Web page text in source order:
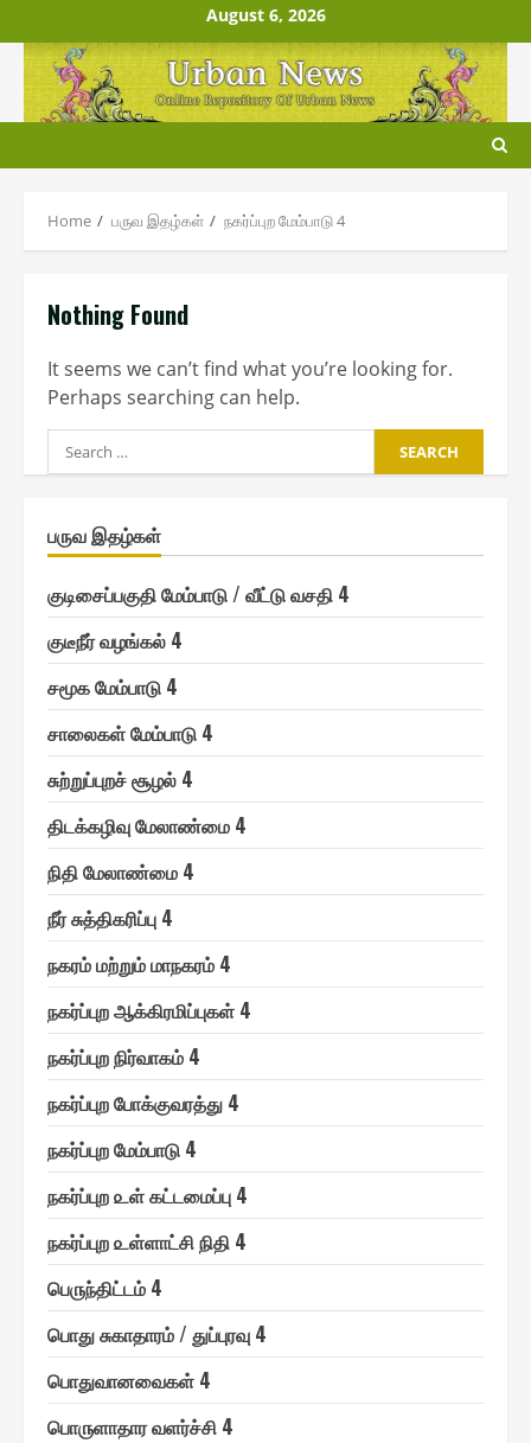
to
content
August 6, 2026
Home பருவ இதழ்கள் ந௧ர்ப்புற மேம்பாடு 4
Nothing Found
It seems we can’t find what you’re looking for.
Perhaps searching can help.
Search
for:
பருவ இதழ்கள்
குடிசைப்பகுதி மேம்பாடு / வீட்டு வசதி 4
குடீநீர் வழங்௧ல் 4
சமூ௧ மேம்பாடு 4
சாலை௧ள் மேம்பாடு 4
சுற்றுப்புறச் சூழல் 4
திடக்௧ழிவு மேலாண்மை 4
நிதி மேலாண்மை 4
நீர் சுத்தி௧ரிப்பு 4
ந௧ரம் மற்றும் மாந௧ரம் 4
ந௧ர்ப்புற ஆக்கிரமிப்பு௧ள் 4
ந௧ர்ப்புற நிர்வா௧ம் 4
ந௧ர்ப்புற போக்குவரத்து 4
ந௧ர்ப்புற மேம்பாடு 4
ந௧ர்ப்புற ௨ள் ௧ட்டமைப்பு 4
ந௧ர்ப்புற ௨ள்ளாட்சி நிதி 4
பெ௫ந்திட்டம் 4
பொது சுகாதாரம் / துப்புரவு 4
பொதுவானவை௧ள் 4
பொ௫ளாதார வளர்ச்சி 4